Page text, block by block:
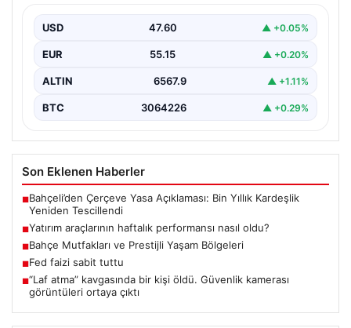
“content”: “ Bir haftalık zaman diliminde finans
piyasalarında…
USD 47.60 ▲ +0.05%
EUR 55.15 ▲ +0.20%
ALTIN 6567.9 ▲ +1.11%
BTC 3064226 ▲ +0.29%
Son Eklenen Haberler
■Bahçeli’den Çerçeve Yasa Açıklaması: Bin Yıllık Kardeşlik
Yeniden Tescillendi
■Yatırım araçlarının haftalık performansı nasıl oldu?
■Bahçe Mutfakları ve Prestijli Yaşam Bölgeleri
■Fed faizi sabit tuttu
■“Laf atma” kavgasında bir kişi öldü. Güvenlik kamerası
görüntüleri ortaya çıktı